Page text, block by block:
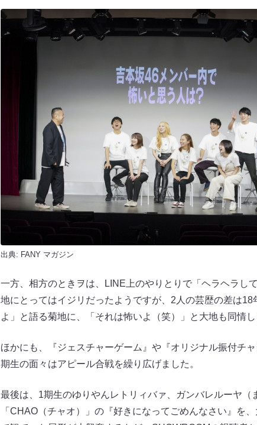
出典: FANY マガジン
一方、相方のときヲは、LINE上のやりとりで「ヘラヘラし
地にとってはイジリだったようですが、2人の芸歴の差は
よ」と語る菊地に、「それは怖いよ（笑）」と大地も同情し
ほかにも、『ジェスチャーゲーム』や『オリジナル振付チ
期生の面々はアピール合戦を繰り広げました。
最後は、1期生のゆりやんレトリィバァ、ガンバレルーヤ
「CHAO（チャオ）」の『好きになってごめんなさい』を